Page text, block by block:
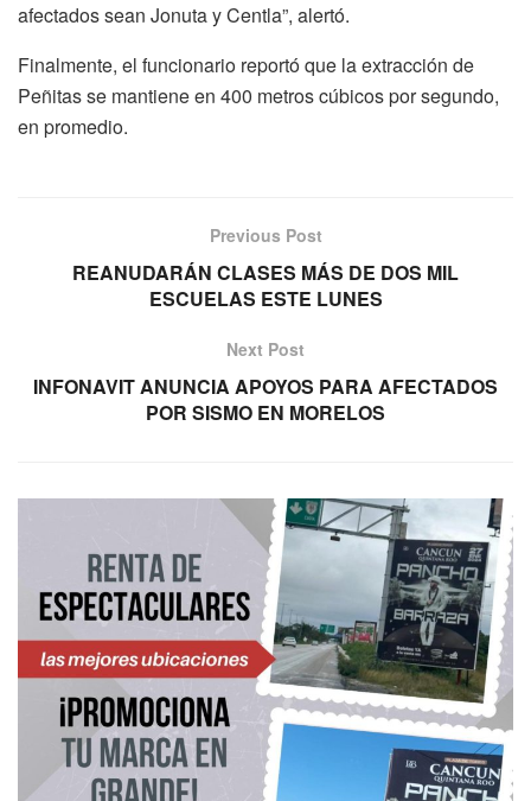
afectados sean Jonuta y Centla”, alertó.
Finalmente, el funcionario reportó que la extracción de
Peñitas se mantiene en 400 metros cúbicos por segundo,
en promedio.
Previous Post
REANUDARÁN CLASES MÁS DE DOS MIL
ESCUELAS ESTE LUNES
Next Post
INFONAVIT ANUNCIA APOYOS PARA AFECTADOS
POR SISMO EN MORELOS